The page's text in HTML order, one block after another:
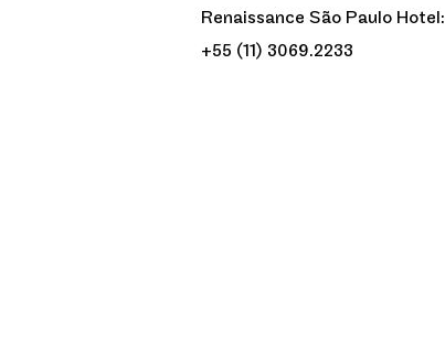
Renaissance São Paulo Hotel:
+55 (11) 3069.2233